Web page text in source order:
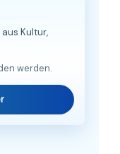
Kultur,
werden.